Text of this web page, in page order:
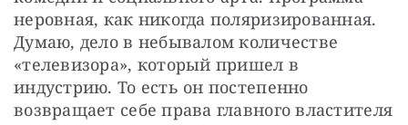
неровная, как никогда поляризированная.
Думаю, дело в небывалом количестве
«телевизора», который пришел в
индустрию. То есть он постепенно
возвращает себе права главного властителя